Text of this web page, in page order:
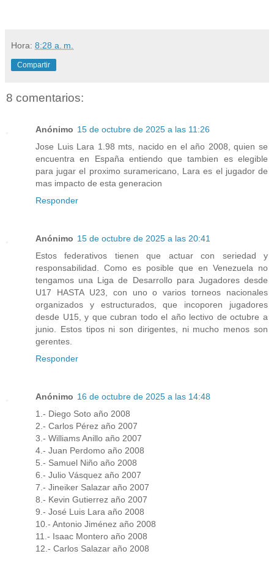
Hora: 8:28 a. m.
Compartir
8 comentarios:
Anónimo 15 de octubre de 2025 a las 11:26
Jose Luis Lara 1.98 mts, nacido en el año 2008, quien se
encuentra en España entiendo que tambien es elegible
para jugar el proximo suramericano, Lara es el jugador de
mas impacto de esta generacion
Responder
Anónimo 15 de octubre de 2025 a las 20:41
Estos federativos tienen que actuar con seriedad y
responsabilidad. Como es posible que en Venezuela no
tengamos una Liga de Desarrollo para Jugadores desde
U17 HASTA U23, con uno o varios torneos nacionales
organizados y estructurados, que incoporen jugadores
desde U15, y que cubran todo el año lectivo de octubre a
junio. Estos tipos ni son dirigentes, ni mucho menos son
gerentes.
Responder
Anónimo 16 de octubre de 2025 a las 14:48
1.- Diego Soto año 2008
2.- Carlos Pérez año 2007
3.- Williams Anillo año 2007
4.- Juan Perdomo año 2008
5.- Samuel Niño año 2008
6.- Julio Vásquez año 2007
7.- Jineiker Salazar año 2007
8.- Kevin Gutierrez año 2007
9.- José Luis Lara año 2008
10.- Antonio Jiménez año 2008
11.- Isaac Montero año 2008
12.- Carlos Salazar año 2008